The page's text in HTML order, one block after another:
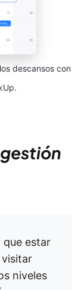
descansos con
que estar
niveles